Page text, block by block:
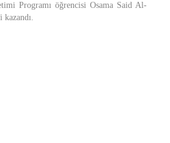
Programı öğrencisi Osama Said Al-